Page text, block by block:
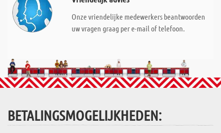
Onze vriendelijke medewerkers beantwoorden
uw vragen graag per e-mail of telefoon.
BETALINGSMOGELIJKHEDEN: